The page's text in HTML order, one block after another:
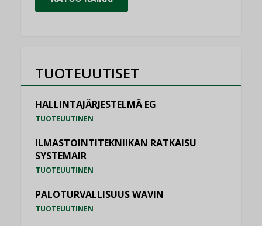
TUOTEUUTISET
HALLINTAJÄRJESTELMÄ EG
TUOTEUUTINEN
ILMASTOINTITEKNIIKAN RATKAISU
SYSTEMAIR
TUOTEUUTINEN
PALOTURVALLISUUS WAVIN
TUOTEUUTINEN